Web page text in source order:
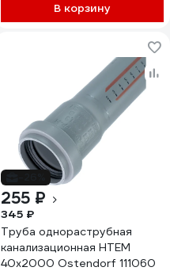
В корзину
255 ₽
345 ₽
Труба однораструбная
канализационная HTEM
40х2000 Ostendorf 111060